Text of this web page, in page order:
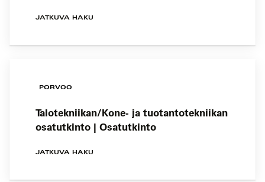
JATKUVA HAKU
PORVOO
Talotekniikan/Kone- ja tuotantotekniikan
osatutkinto | Osatutkinto
JATKUVA HAKU